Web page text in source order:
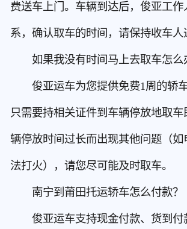
费送车上门。车辆到达后，俊亚工作
系，确认取车的时间，请保持收车人
如果我没有时间马上去取车怎么
俊亚运车为您提供免费1周的轿
只需要持相关证件到车辆停放地取
辆停放时间过长而出现其他问题（
法打火），请您尽可能及时取车。
南宁到莆田托运轿车怎么付款？
俊亚运车支持现金付款、货到付